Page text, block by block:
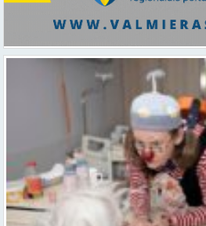
Ar smaidu un profesionālu sirdsiltumu:
ar senioriem Vidzemes slimnīcā